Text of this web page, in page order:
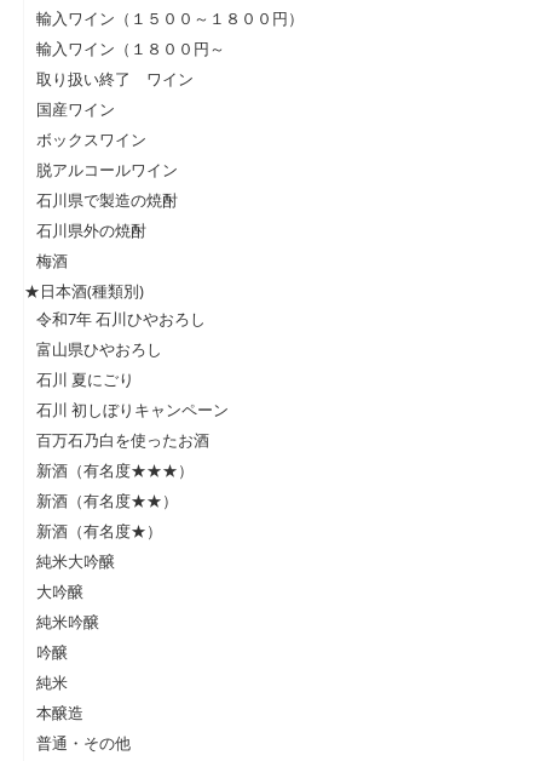
輸入ワイン（１５００～１８００円）
輸入ワイン（１８００円～
取り扱い終了 ワイン
国産ワイン
ボックスワイン
脱アルコールワイン
石川県で製造の焼酎
石川県外の焼酎
梅酒
★日本酒(種類別)
令和7年 石川ひやおろし
富山県ひやおろし
石川 夏にごり
石川 初しぼりキャンペーン
百万石乃白を使ったお酒
新酒（有名度★★★）
新酒（有名度★★）
新酒（有名度★）
純米大吟醸
大吟醸
純米吟醸
吟醸
純米
本醸造
普通・その他